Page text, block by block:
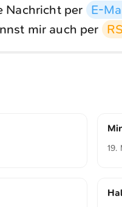
Nachricht per E-
mir auch per
19.